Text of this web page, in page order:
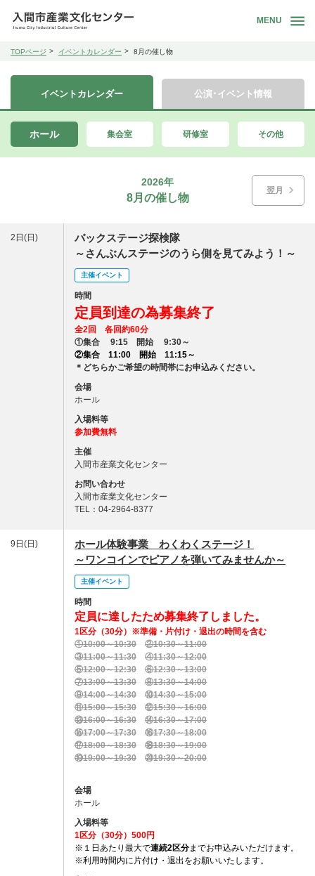
MENU
TOPページ イベントカレンダー 8月の催し物
イベントカレンダー 公演･イベント情報
ホール 集会室 研修室 その他
翌月
2026年
8月の催し物
2日(日)
バックステージ探検隊
～さんぶんステージのうら側を見てみよう！～
主催イベント
時間
定員到達の為募集終了
全2回 各回約60分
①集合 9:15 開始 9:30～
②集合 11:00 開始 11:15～
＊どちらかご希望の時間帯にお申込みください。
会場
ホール
入場料等
参加費無料
主催
入間市産業文化センター
お問い合わせ
入間市産業文化センター
TEL：04-2964-8377
9日(日)
ホール体験事業 わくわくステージ！
～ワンコインでピアノを弾いてみませんか～
主催イベント
時間
定員に達したため募集終了しました。
1区分（30分）※準備・片付け・退出の時間を含む
①10:00～10:30
②10:30～11:00
③11:00～11:30
④11:30～12:00
⑤12:00～12:30
⑥12:30～13:00
⑦13:00～13:30
⑧13:30～14:00
⑨14:00～14:30
⑩14:30～15:00
⑪15:00～15:30
⑫15:30～16:00
⑬16:00～16:30
⑭16:30～17:00
⑮17:00～17:30
⑯17:30～18:00
⑰18:00～18:30
⑱18:30～19:00
⑲19:00～19:30
⑳19:30～20:00
会場
ホール
入場料等
1区分（30分）500円
※１日あたり最大で連続2区分までお申込みいただけます。
※利用時間内に片付け・退出をお願いいたします。